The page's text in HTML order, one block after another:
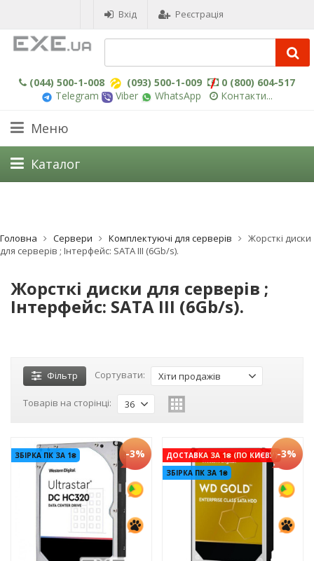
Вхід Реєстрація
(044) 500-1-008 (093) 500-1-009
0 (800) 604-517
Telegram
Viber WhatsApp Контакти...
Меню
Каталог
Головна Сервери Комплектуючі для серверів
Жорсткі диски
для серверів ; Інтерфейс: SATA III (6Gb/s).
Жорсткі диски для серверів ;
Інтерфейс: SATA III (6Gb/s).
Фільтр Сортувати: Хіти продажів
Товарів на сторінці: 36
ЗБІРКА ПК ЗА 1₴ -3%
ДОСТАВКА ЗА 1₴ (ПО КИЄВУ)
ЗБІРКА ПК ЗА 1₴
-3%